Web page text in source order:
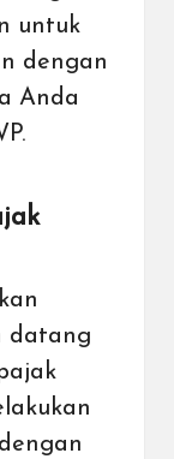
untuk
dengan
Anda
datang